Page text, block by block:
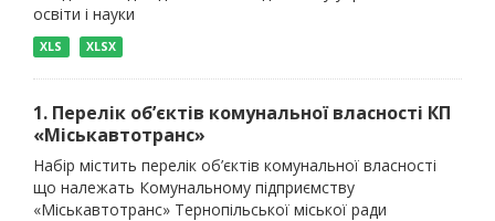
освіти і науки
XLS XLSX
1. Перелік об’єктів комунальної власності КП
«Міськавтотранс»
Набір містить перелік об’єктів комунальної власності
що належать Комунальному підприємству
«Міськавтотранс» Тернопільської міської ради